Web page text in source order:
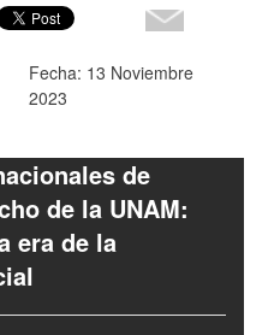
Fecha: 13 Noviembre
2023
de
de la UNAM:
era de la